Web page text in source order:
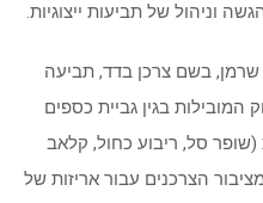
וניהול של תביעות ייצוגיות.
דרור שרמן, בשם צרכן בדד, תביעה
המובילות בגין גביית כספים
סל, ריבוע כחול, קלאב
הצרכנים עבור אריזות של